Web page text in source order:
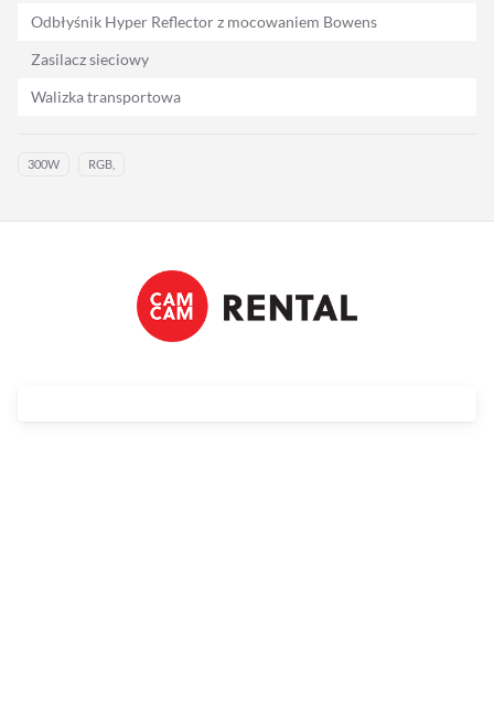
Odbłyśnik Hyper Reflector z mocowaniem Bowens
Zasilacz sieciowy
Walizka transportowa
300W RGB,
Hot Head